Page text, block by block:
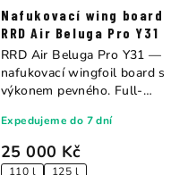
Nafukovací wing board
RRD Air Beluga Pro Y31
25 000 Kč
110 l 125 l
Expedujeme do 7 dní
RRD Air Beluga Pro Y31 —
nafukovací wingfoil board s
výkonem pevného. Full-